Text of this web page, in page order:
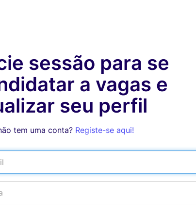
sessão para se
a vagas e
seu perfil
tem uma conta? Registe-se aqui!